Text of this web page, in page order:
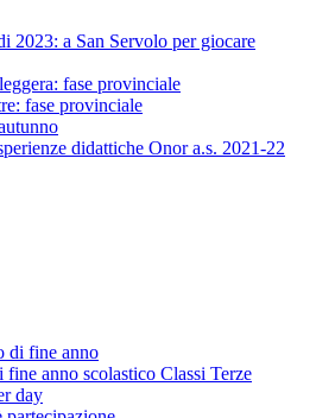
2023: a San Servolo per giocare
fase provinciale
fase provinciale
didattiche Onor a.s. 2021-22
di fine anno
fine anno scolastico Classi Terze
day